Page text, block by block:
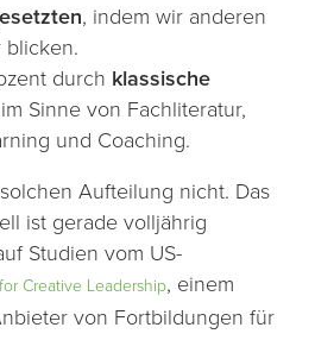
, indem wir anderen
blicken.
durch klassische
im Sinne von Fachliteratur,
und Coaching.
Aufteilung nicht. Das
ist gerade volljährig
Studien vom US-
Creative Leadership, einem
von Fortbildungen für